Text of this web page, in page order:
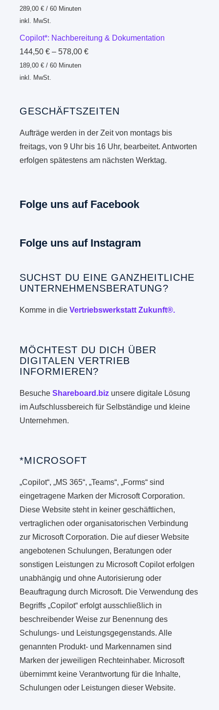
289,00€ /60 Minuten
inkl. MwSt.
Copilot*: Nachbereitung & Dokumentation
144,50€ –578,00€
189,00€ /60 Minuten
inkl. MwSt.
GESCHÄFTSZEITEN
Aufträge werden in der Zeit von montags bis
freitags, von 9 Uhr bis 16 Uhr, bearbeitet. Antworten
erfolgen spätestens am nächsten Werktag.
Folge uns auf Facebook
Folge uns auf Instagram
SUCHST DU EINE GANZHEITLICHE
UNTERNEHMENSBERATUNG?
Komme in dieVertriebswerkstatt Zukunft®.
MÖCHTEST DU DICH ÜBER
DIGITALEN VERTRIEB
INFORMIEREN?
BesucheShareboard.biz unsere digitale Lösung
im Aufschlussbereich für Selbständige und kleine
Unternehmen.
*MICROSOFT
„Copilot“, „MS 365“, „Teams“, „Forms“ sind
eingetragene Marken der Microsoft Corporation.
Diese Website steht in keiner geschäftlichen,
vertraglichen oder organisatorischen Verbindung
zur Microsoft Corporation. Die auf dieser Website
angebotenen Schulungen, Beratungen oder
sonstigen Leistungen zu Microsoft Copilot erfolgen
unabhängig und ohne Autorisierung oder
Beauftragung durch Microsoft. Die Verwendung des
Begriffs „Copilot“ erfolgt ausschließlich in
beschreibender Weise zur Benennung des
Schulungs- und Leistungsgegenstands. Alle
genannten Produkt- und Markennamen sind
Marken der jeweiligen Rechteinhaber. Microsoft
übernimmt keine Verantwortung für die Inhalte,
Schulungen oder Leistungen dieser Website.